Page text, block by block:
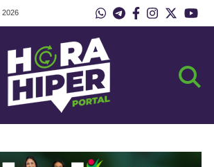
2026